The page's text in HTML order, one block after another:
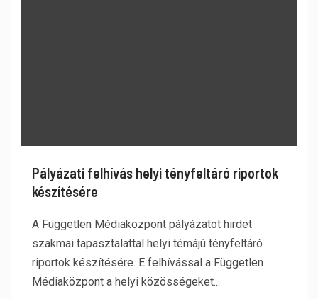
Pályázati felhívás helyi tényfeltáró riportok
készítésére
A Független Médiaközpont pályázatot hirdet
szakmai tapasztalattal helyi témájú tényfeltáró
riportok készítésére. E felhívással a Független
Médiaközpont a helyi közösségeket...